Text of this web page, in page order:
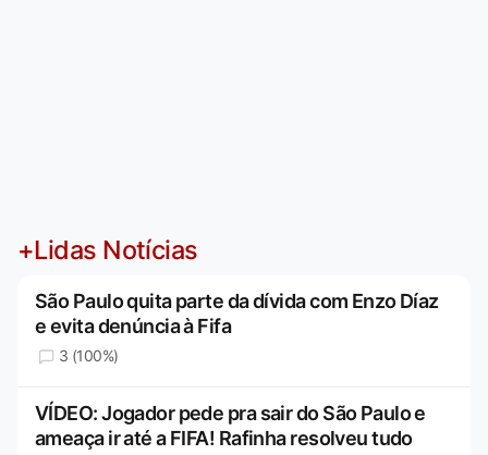
+Lidas Notícias
São Paulo quita parte da dívida com Enzo Díaz
e evita denúncia à Fifa
3 (100%)
VÍDEO: Jogador pede pra sair do São Paulo e
ameaça ir até a FIFA! Rafinha resolveu tudo